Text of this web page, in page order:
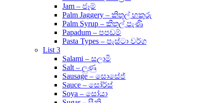
Jam – ජෑම්
Palm Jaggery – කිතුල් හකුරු
Palm Syrup – කිතුල් පැණි
Papadum – පපඩම්
Pasta Types – පැස්ටා වර්ග
List 3
Salami – සලාමි
Salt – ලුණු
Sausage – සොසේජ්
Sauce – සෝර්ස්
Soya – සෝයා